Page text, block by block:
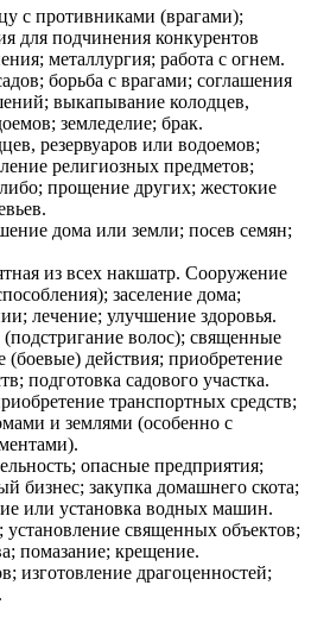
с противниками (врагами);
для подчинения конкурентов
металлургия; работа с огнем.
борьба с врагами; соглашения
выкапывание колодцев,
земледелие; брак.
резервуаров или водоемов;
религиозных предметов;
прощение других; жестокие
дома или земли; посев семян;
из всех накшатр. Сооружение
заселение дома;
лечение; улучшение здоровья.
волос); священные
действия; приобретение
подготовка садового участка.
транспортных средств;
и землями (особенно с
опасные предприятия;
бизнес; закупка домашнего скота;
или установка водных машин.
установление священных объектов;
помазание; крещение.
изготовление драгоценностей;